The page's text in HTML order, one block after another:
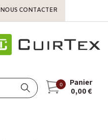
NOUS CONTACTER
0
Panier
0,00 €